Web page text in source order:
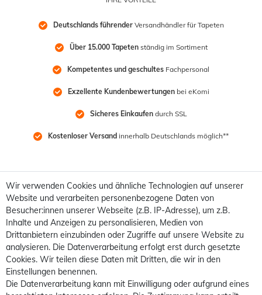
Deutschlands führender Versandhändler für Tapeten
Über 15.000 Tapeten ständig im Sortiment
Kompetentes und geschultes Fachpersonal
Exzellente Kundenbewertungen bei eKomi
Sicheres Einkaufen durch SSL
Kostenloser Versand innerhalb Deutschlands möglich**
Wir verwenden Cookies und ähnliche Technologien auf unserer
Website und verarbeiten personenbezogene Daten von
Besucher:innen unserer Webseite (z.B. IP-Adresse), um z.B.
Inhalte und Anzeigen zu personalisieren, Medien von
Drittanbietern einzubinden oder Zugriffe auf unsere Website zu
analysieren. Die Datenverarbeitung erfolgt erst durch gesetzte
Cookies. Wir teilen diese Daten mit Dritten, die wir in den
Einstellungen benennen.
Die Datenverarbeitung kann mit Einwilligung oder aufgrund eines